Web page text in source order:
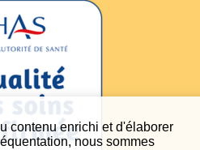
contenu enrichi et d'élaborer
nous sommes